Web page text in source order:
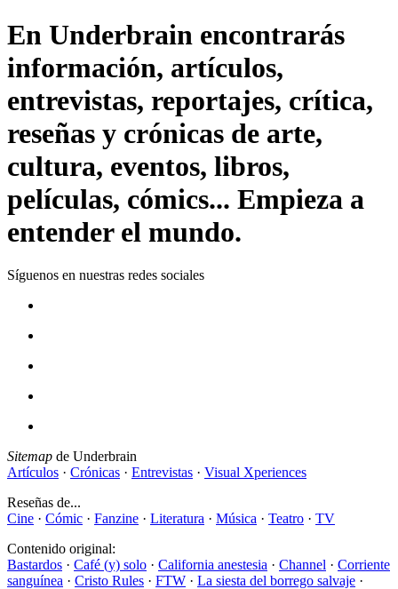
En Underbrain encontrarás
información, artículos,
entrevistas, reportajes, crítica,
reseñas y crónicas de arte,
cultura, eventos, libros,
películas, cómics... Empieza a
entender el mundo.
Síguenos en nuestras redes sociales
Sitemap de Underbrain
Artículos · Crónicas · Entrevistas · Visual Xperiences
Reseñas de...
Cine · Cómic · Fanzine · Literatura · Música · Teatro · TV
Contenido original:
Bastardos · Café (y) solo · California anestesia · Channel · Corriente
sanguínea · Cristo Rules · FTW · La siesta del borrego salvaje ·